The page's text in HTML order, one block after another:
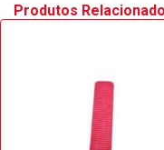
Produtos